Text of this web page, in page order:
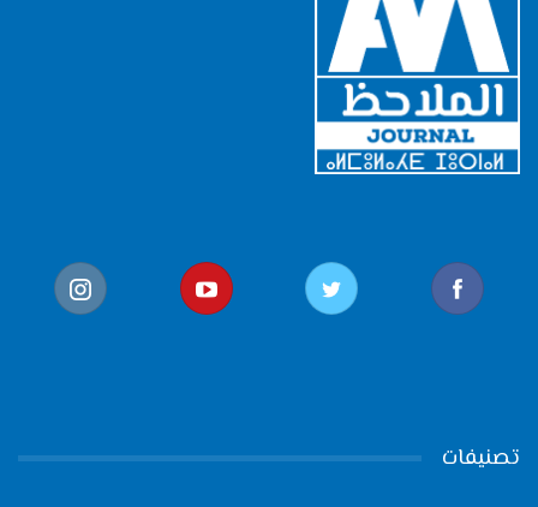
تصنيفات